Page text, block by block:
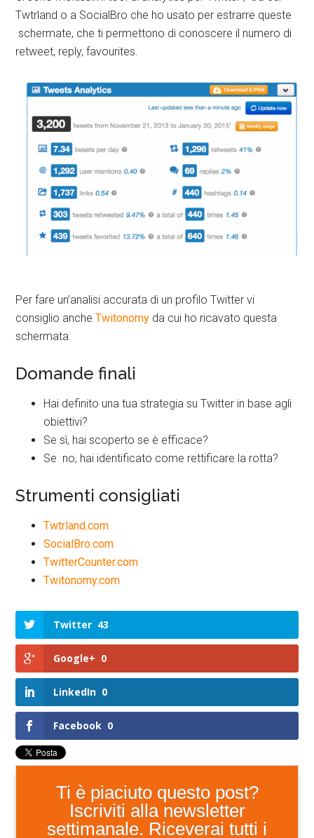
Twtrland o a SocialBro che ho usato per estrarre queste
schermate, che ti permettono di conoscere il numero di
retweet, reply, favourites.
Per fare un’analisi accurata di un profilo Twitter vi
consiglio ancheTwitonomy da cui ho ricavato questa
schermata.
Domande finali
Hai definito una tua strategia su Twitter in base agli
obiettivi?
Se sì, hai scoperto se è efficace?
Se no, hai identificato come rettificare la rotta?
Strumenti consigliati
Twtrland.com
SocialBro.com
TwitterCounter.com
Twitonomy.com
Twitter 43
Google+ 0
LinkedIn 0
Facebook 0
Ti è piaciuto questo post?
Iscriviti alla newsletter
settimanale. Riceverai tutti i